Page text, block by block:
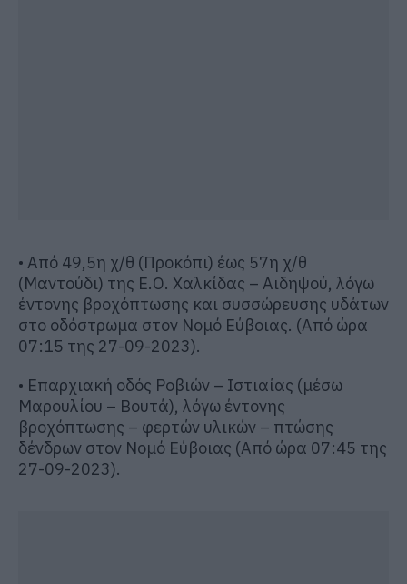
• Από 49,5η χ/θ (Προκόπι) έως 57η χ/θ
(Μαντούδι) της Ε.Ο. Χαλκίδας – Αιδηψού, λόγω
έντονης βροχόπτωσης και συσσώρευσης υδάτων
στο οδόστρωμα στον Νομό Εύβοιας. (Από ώρα
07:15 της 27-09-2023).
• Επαρχιακή οδός Ροβιών – Ιστιαίας (μέσω
Μαρουλίου – Βουτά), λόγω έντονης
βροχόπτωσης – φερτών υλικών – πτώσης
δένδρων στον Νομό Εύβοιας (Από ώρα 07:45 της
27-09-2023).